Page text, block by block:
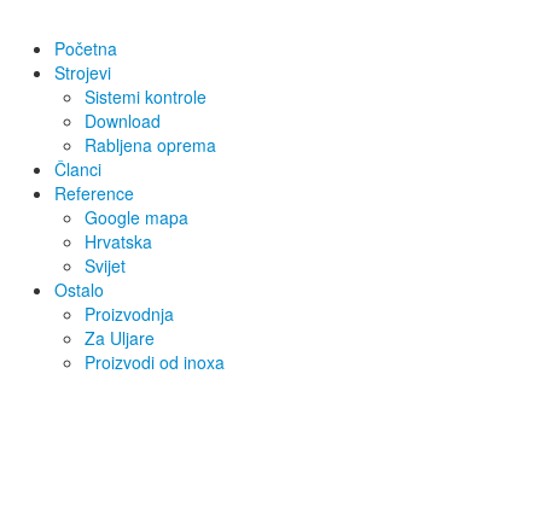
Početna
Strojevi
Sistemi kontrole
Download
Rabljena oprema
Članci
Reference
Google mapa
Hrvatska
Svijet
Ostalo
Proizvodnja
Za Uljare
Proizvodi od inoxa